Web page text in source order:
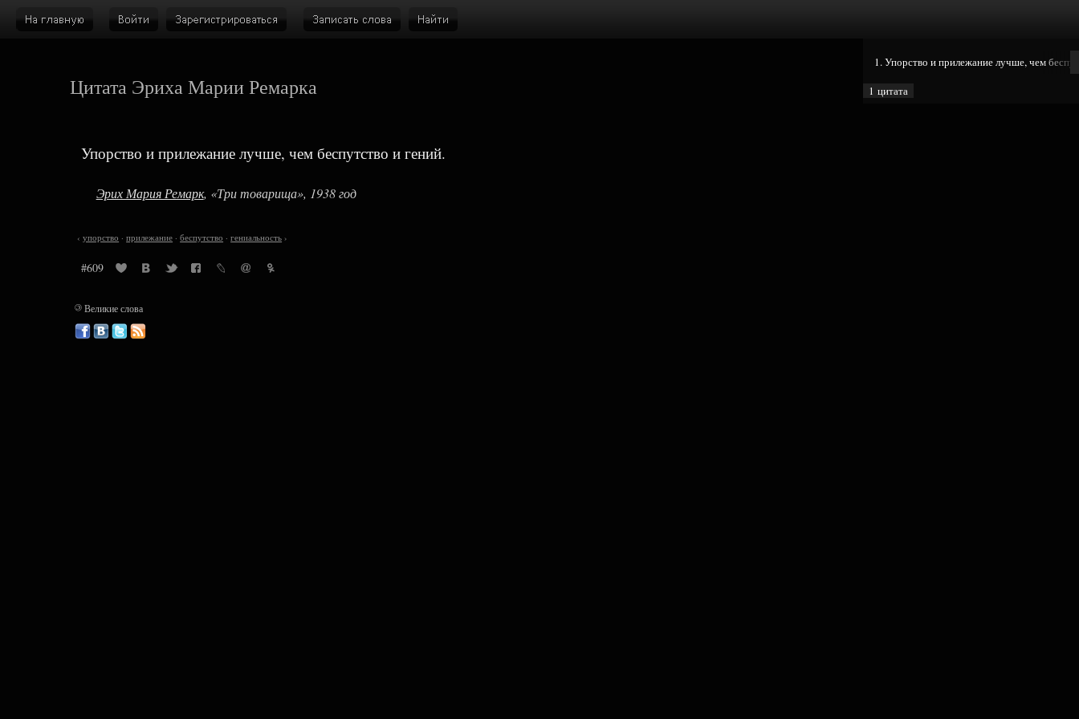
Цитата Эриха Марии Ремарка
Упорство и прилежание лучше, чем беспутство и гений.
Эрих Мария Ремарк, «Три товарища», 1938 год
‹ упорство ·прилежание ·беспутство ·гениальность ›
#609
1. Упорство и прилежание лучше, чем
1 цитата
©Великие слова